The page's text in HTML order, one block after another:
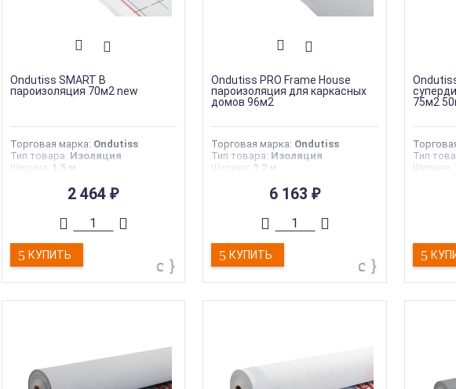
Ondutiss SMART B
пароизоляция 70м2 new
Торговая марка: Ondutiss
Тип товара: Изоляция
Ширина : 1,5 м
Страна производства:
2 464₽
КУПИТЬ
Ondutiss PRO Frame House
пароизоляция для каркасных
домов 96м2
Торговая марка: Ondutiss
Тип товара: Изоляция
Ширина : 3,2 м
Страна производства:
6 163₽
КУПИТЬ
75м2
Тип
Ширина :
Страна